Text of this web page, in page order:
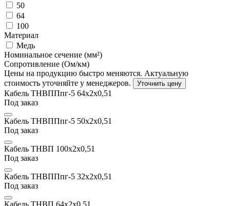
50
64
100
Материал
Медь
Номинальное сечение (мм²)
Сопротивление (Ом/км)
Цены на продукцию быстро меняются. Актуальную
стоимость уточняйте у менеджеров.
Уточнить цену
Кабель ТНВППпг-5 64х2x0,51
Под заказ
Кабель ТНВППпг-5 50х2x0,51
Под заказ
Кабель ТНВП 100х2x0,51
Под заказ
Кабель ТНВППпг-5 32х2x0,51
Под заказ
Кабель ТНВП 64х2x0,51